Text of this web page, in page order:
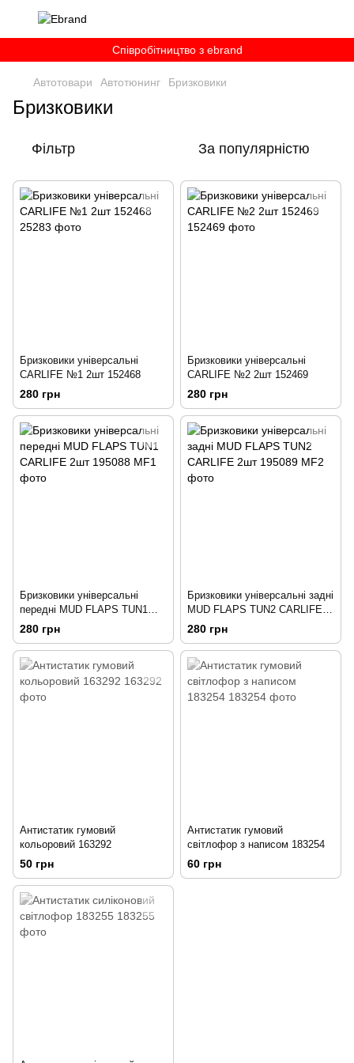
Співробітництво з ebrand
Автотовари Автотюнинг Бризковики
Бризковики
Фільтр За популярністю
Бризковики універсальні
CARLIFE №1 2шт 152468
280 грн
Бризковики універсальні
CARLIFE №2 2шт 152469
280 грн
Бризковики універсальні
передні MUD FLAPS TUN1
CARLIFE 2шт 195088
280 грн
Бризковики універсальні задні
MUD FLAPS TUN2 CARLIFE
2шт 195089
280 грн
Антистатик гумовий
кольоровий 163292
50 грн
Антистатик гумовий
світлофор з написом 183254
60 грн